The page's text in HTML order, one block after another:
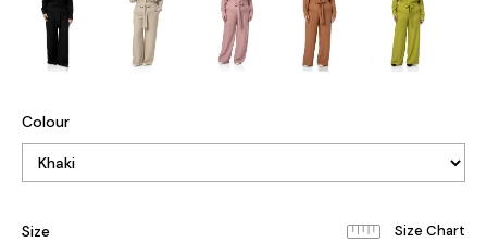
Colour
Size